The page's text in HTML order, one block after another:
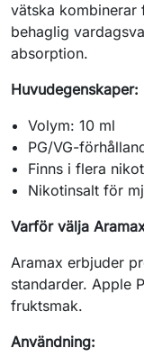
vätska kombinerar
behaglig
absorption.
Huvudegenskaper:
Volym: 10 ml
PG/VG-
Finns i flera
Nikotinsalt för
Varför välja
Aramax erbjuder
standarder. Apple
fruktsmak.
Användning: